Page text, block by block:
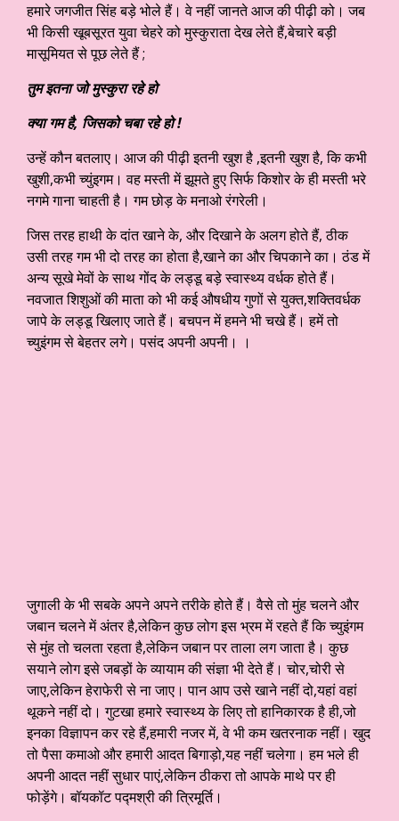
हमारे जगजीत सिंह बड़े भोले हैं। वे नहीं जानते आज की पीढ़ी को। जब
भी किसी खूबसूरत युवा चेहरे को मुस्कुराता देख लेते हैं,बेचारे बड़ी
मासूमियत से पूछ लेते हैं ;
तुम इतना जो मुस्कुरा रहे हो
क्या गम है, जिसको चबा रहे हो !
उन्हें कौन बतलाए। आज की पीढ़ी इतनी खुश है ,इतनी खुश है, कि कभी
खुशी,कभी च्युंइगम। वह मस्ती में झूमते हुए सिर्फ किशोर के ही मस्ती भरे
नगमे गाना चाहती है। गम छोड़ के मनाओ रंगरेली।
जिस तरह हाथी के दांत खाने के, और दिखाने के अलग होते हैं, ठीक
उसी तरह गम भी दो तरह का होता है,खाने का और चिपकाने का। ठंड में
अन्य सूखे मेवों के साथ गोंद के लड्डू बड़े स्वास्थ्य वर्धक होते हैं।
नवजात शिशुओं की माता को भी कई औषधीय गुणों से युक्त,शक्तिवर्धक
जापे के लड्डू खिलाए जाते हैं। बचपन में हमने भी चखे हैं। हमें तो
च्युइंगम से बेहतर लगे। पसंद अपनी अपनी। ।
जुगाली के भी सबके अपने अपने तरीके होते हैं। वैसे तो मुंह चलने और
जबान चलने में अंतर है,लेकिन कुछ लोग इस भ्रम में रहते हैं कि च्युइंगम
से मुंह तो चलता रहता है,लेकिन जबान पर ताला लग जाता है। कुछ
सयाने लोग इसे जबड़ों के व्यायाम की संज्ञा भी देते हैं। चोर,चोरी से
जाए,लेकिन हेराफेरी से ना जाए। पान आप उसे खाने नहीं दो,यहां वहां
थूकने नहीं दो। गुटखा हमारे स्वास्थ्य के लिए तो हानिकारक है ही,जो
इनका विज्ञापन कर रहे हैं,हमारी नजर में, वे भी कम खतरनाक नहीं। खुद
तो पैसा कमाओ और हमारी आदत बिगाड़ो,यह नहीं चलेगा। हम भले ही
अपनी आदत नहीं सुधार पाएं,लेकिन ठीकरा तो आपके माथे पर ही
फोड़ेंगे। बॉयकॉट पद्मश्री की त्रिमूर्ति।